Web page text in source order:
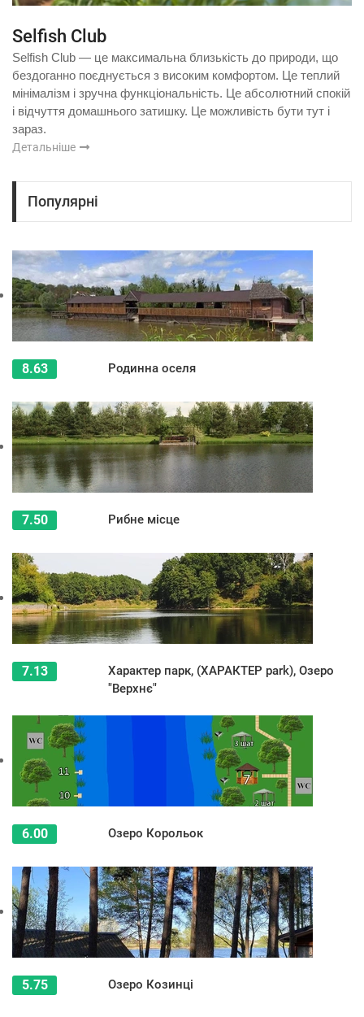
Selfish Club
Selfish Club — це максимальна близькість до природи, що
бездоганно поєднується з високим комфортом. Це теплий
мінімалізм і зручна функціональність. Це абсолютний спокій
і відчуття домашнього затишку. Це можливість бути тут і
зараз.
Детальніше
Популярні
8.63 Родинна оселя
7.50 Рибне місце
7.13
Характер парк, (ХАРАКТЕР park), Озеро
"Верхнє"
6.00 Озеро Корольок
5.75 Озеро Козинці